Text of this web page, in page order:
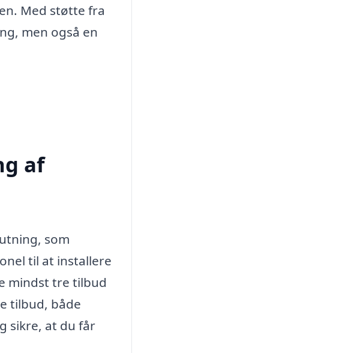
Med støtte fra
men også en
af
som
til at installere
mindst tre tilbud
tilbud, både
sikre, at du får